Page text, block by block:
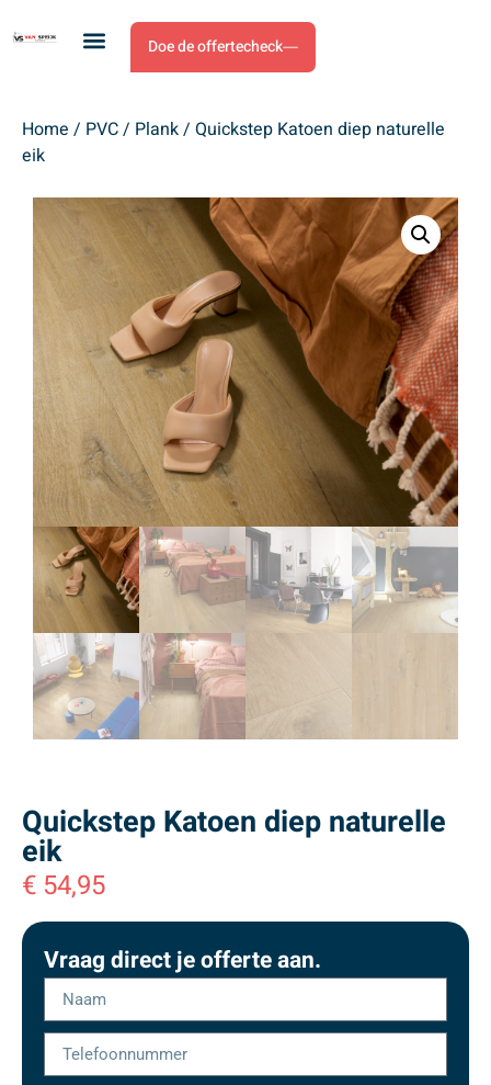
Doe de offertecheck
Home / PVC/ Plank/ Quickstep Katoen diep naturelle
eik
Quickstep Katoen diep naturelle
eik
€ 54,95
Vraag direct je offerte aan.